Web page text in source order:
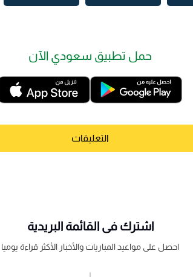
حمل تطبيق سعودي الآن
التعليقات
اشترك فى القائمة البريدية
احصل على مواعيد المباريات والأخبار الأكثر قراءة يوميا